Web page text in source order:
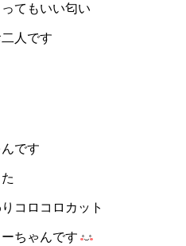
てもいい匂い
人です
です
コロコロカット
ちゃんです